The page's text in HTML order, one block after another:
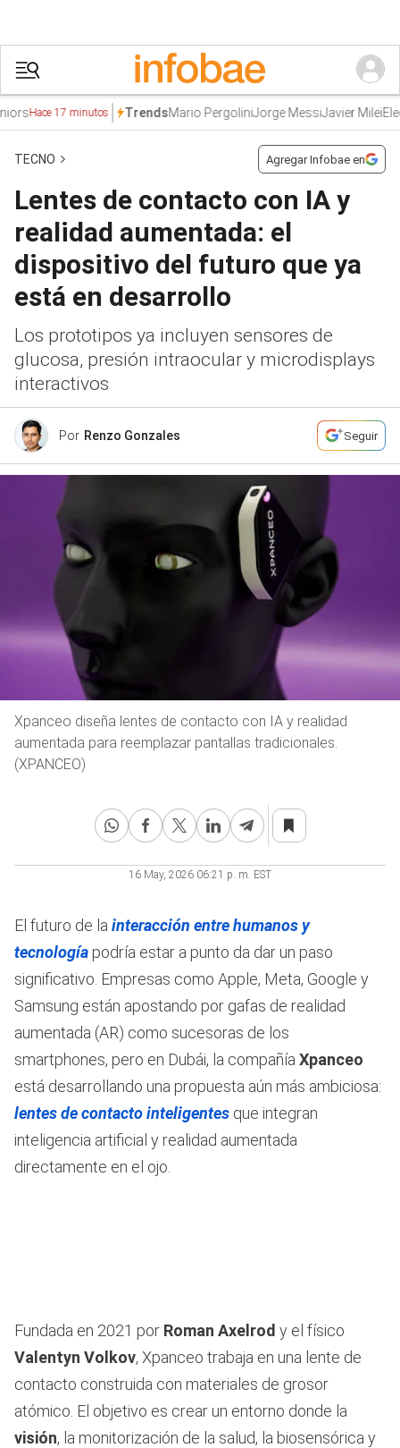
Hace 17 minutos TrendsMario PergoliniJorge MessiJavier Milei
TECNO Agregar Infobae en
Lentes de contacto con IA y
realidad aumentada: el
dispositivo del futuro que ya
está en desarrollo
Los prototipos ya incluyen sensores de
glucosa, presión intraocular y microdisplays
interactivos
Por Renzo Gonzales Seguir
Xpanceo diseña lentes de contacto con IA y realidad
aumentada para reemplazar pantallas tradicionales.
(XPANCEO)
16 May, 2026 06:21 p. m. EST
El futuro de la interacción entre humanos y
tecnología podría estar a punto da dar un paso
significativo. Empresas como Apple, Meta, Google y
Samsung están apostando por gafas de realidad
aumentada (AR) como sucesoras de los
smartphones, pero en Dubái, la compañía Xpanceo
está desarrollando una propuesta aún más ambiciosa:
lentes de contacto inteligentes que integran
inteligencia artificial y realidad aumentada
directamente en el ojo.
Fundada en 2021 por Roman Axelrod y el físico
Valentyn Volkov, Xpanceo trabaja en una lente de
contacto construida con materiales de grosor
atómico. El objetivo es crear un entorno donde la
visión, la monitorización de la salud, la biosensórica y